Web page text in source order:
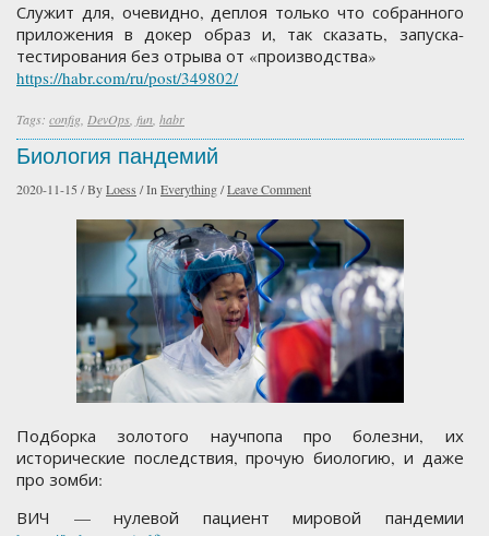
Служит для, очевидно, деплоя только что собранного
приложения в докер образ и, так сказать, запуска-
тестирования без отрыва от «производства»
https://habr.com/ru/post/349802/
Tags: config DevOps fun habr
Биология пандемий
2020-11-15 /ByLoess /In Everything/Leave Comment
Подборка золотого научпопа про болезни, их
исторические последствия, прочую биологию, и даже
про зомби:
ВИЧ — нулевой пациент мировой пандемии